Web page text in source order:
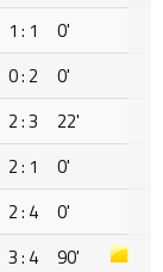
1 : 1
0'
0 : 2
0'
2 : 3
22'
2 : 1
0'
2 : 4
0'
3 : 4
90'